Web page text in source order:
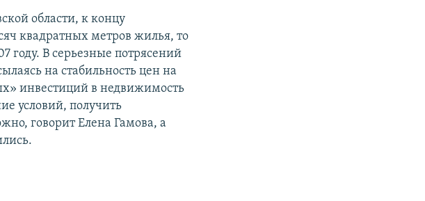
области, к концу
квадратных метров жилья, то
году. В серьезные потрясений
на стабильность цен на
инвестиций в недвижимость
условий, получить
говорит Елена Гамова, а